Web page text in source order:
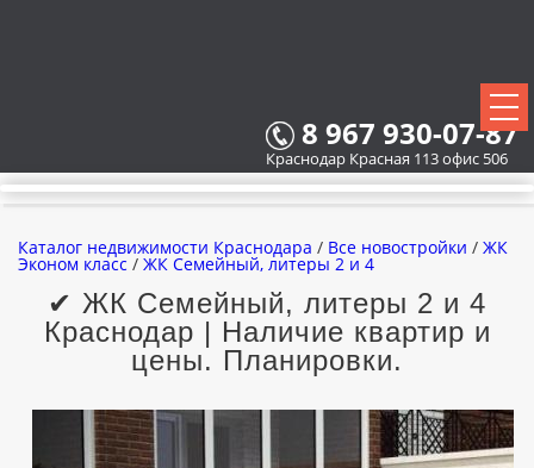
8 967 930-07-87
Краснодар Красная 113 офис 506
ВСЕ НОВОСТРОЙКИ
ЗАСТРОЙЩИКИ
Каталог недвижимости Краснодара / Все новостройки / ЖК
Эконом класс / ЖК Семейный, литеры 2 и 4
✔ ЖК Семейный, литеры 2 и 4
Краснодар | Наличие квартир и
цены. Планировки.